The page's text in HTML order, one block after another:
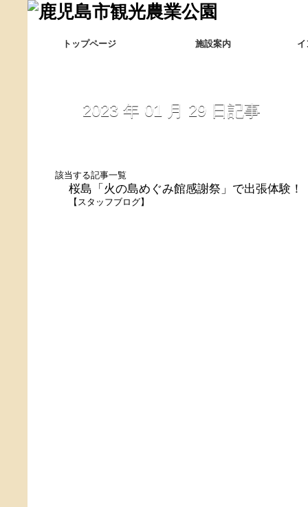
トップページ 施設案内
2023 年 01 月 29 日記事
該当する記事一覧
桜島「火の島めぐみ館感謝祭」で出張体験！
【 スタッフブログ】